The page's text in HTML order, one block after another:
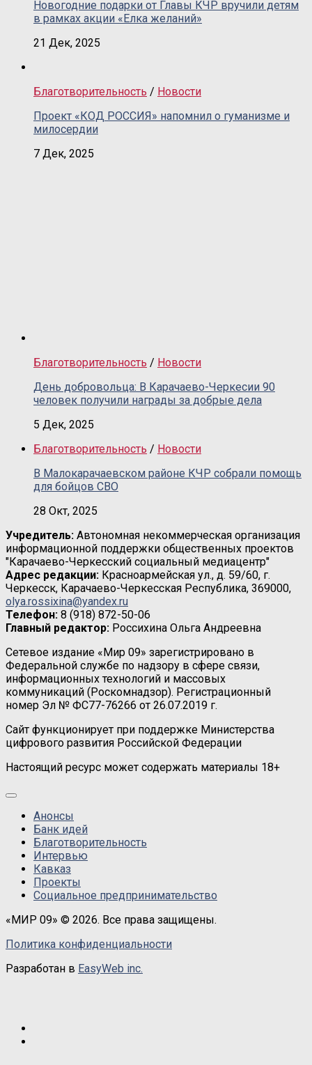
Новогодние подарки от Главы КЧР вручили детям
в рамках акции «Елка желаний»
21 Дек, 2025
Благотворительность / Новости
Проект «КОД РОССИЯ» напомнил о гуманизме и
милосердии
7 Дек, 2025
Благотворительность / Новости
День добровольца: В Карачаево-Черкесии 90
человек получили награды за добрые дела
5 Дек, 2025
Благотворительность / Новости
В Малокарачаевском районе КЧР собрали помощь
для бойцов СВО
28 Окт, 2025
Учредитель: Автономная некоммерческая организация
информационной поддержки общественных проектов
"Карачаево-Черкесский социальный медиацентр"
Адрес редакции: Красноармейская ул., д. 59/60, г.
Черкесск, Карачаево-Черкесская Республика, 369000,
olya.rossixina@yandex.ru
Телефон: 8 (918) 872-50-06
Главный редактор: Россихина Ольга Андреевна
Сетевое издание «Мир 09» зарегистрировано в
Федеральной службе по надзору в сфере связи,
информационных технологий и массовых
коммуникаций (Роскомнадзор). Регистрационный
номер Эл № ФС77-76266 от 26.07.2019 г.
Сайт функционирует при поддержке Министерства
цифрового развития Российской Федерации
Настоящий ресурс может содержать материалы 18+
Анонсы
Банк идей
Благотворительность
Интервью
Кавказ
Проекты
Социальное предпринимательство
«МИР 09» © 2026. Все права защищены.
Политика конфиденциальности
Разработан в EasyWeb inc.